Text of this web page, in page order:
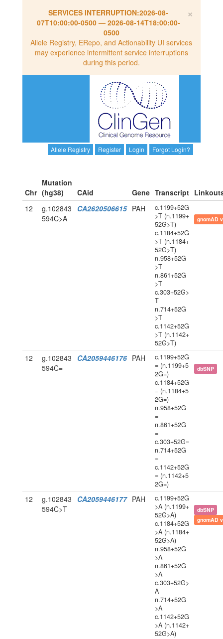
×
SERVICES INTERRUPTION:2026-08-
07T10:00:00-0500— 2026-08-14T18:00:00-
0500
Allele Registry, ERepo, and Actionability UI services
may experience intermittent service interruptions
during this period.
Allele Registry Register Login Forgot Login?
Chr
Mutation
(hg38)
CAid Gene Transcript
12
g.102843
594C>A
CA2620506615 PAH
c.1199+52G
>T (n.1199+
52G>T)
c.1184+52G
>T (n.1184+
52G>T)
n.958+52G
>T
n.861+52G
>T
c.303+52G>
T
n.714+52G
>T
c.1142+52G
>T (n.1142+
52G>T)
gnomAD
12
g.102843
594C=
CA2059446176 PAH
c.1199+52G
= (n.1199+5
2G=)
c.1184+52G
= (n.1184+5
2G=)
n.958+52G
=
n.861+52G
=
c.303+52G=
n.714+52G
=
c.1142+52G
= (n.1142+5
2G=)
dbSNP
12
g.102843
594C>T
CA2059446177 PAH
c.1199+52G
>A (n.1199+
52G>A)
c.1184+52G
>A (n.1184+
52G>A)
n.958+52G
>A
n.861+52G
>A
c.303+52G>
A
n.714+52G
>A
c.1142+52G
>A (n.1142+
52G>A)
dbSNP
gnomAD